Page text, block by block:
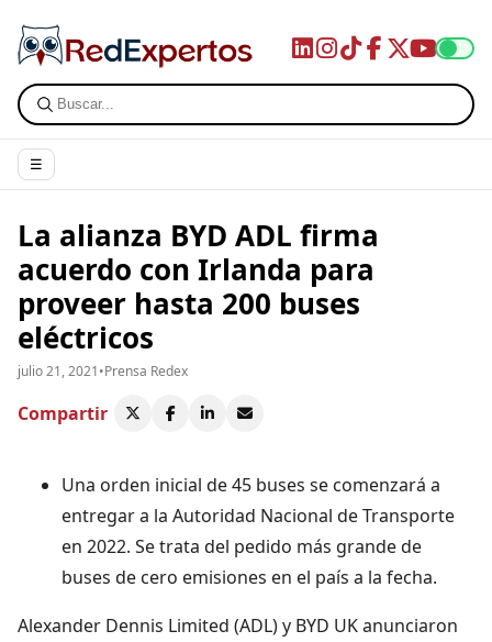
☰
La alianza BYD ADL firma
acuerdo con Irlanda para
proveer hasta 200 buses
eléctricos
julio 21, 2021•Prensa Redex
Compartir
Una orden inicial de 45 buses se comenzará a
entregar a la Autoridad Nacional de Transporte
en 2022. Se trata del pedido más grande de
buses de cero emisiones en el país a la fecha.
Alexander Dennis Limited (ADL) y BYD UK anunciaron